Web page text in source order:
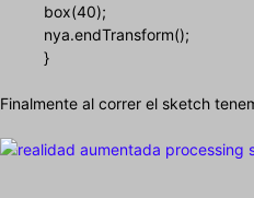
box(40);
nya.endTransform();
}
Finalmente al correr el sketch